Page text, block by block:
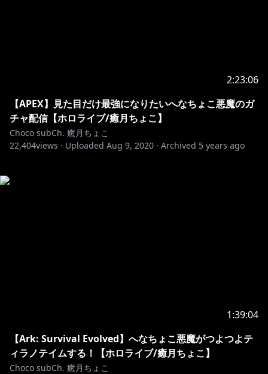
2:23:06
【APEX】見た目だけ最強になりたいへなちょこ悪魔のガ
チャ配信【ホロライブ/癒月ちょこ】
Choco subCh. 癒月ちょこ
22,404views · Uploaded Aug 9, 2020 · Archived 5 years ago
1:39:04
【Ark: Survival Evolved】へなちょこ悪魔がつよつよテ
ィラノテイムする！【ホロライブ/癒月ちょこ】
Choco subCh. 癒月ちょこ